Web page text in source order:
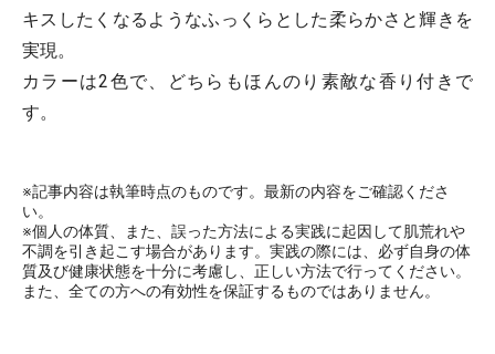
キスしたくなるようなふっくらとした柔らかさと輝きを
実現。
カラーは2色で、どちらもほんのり素敵な香り付きで
す。
※記事内容は執筆時点のものです。最新の内容をご確認くださ
い。
※個人の体質、また、誤った方法による実践に起因して肌荒れや
不調を引き起こす場合があります。実践の際には、必ず自身の体
質及び健康状態を十分に考慮し、正しい方法で行ってください。
また、全ての方への有効性を保証するものではありません。